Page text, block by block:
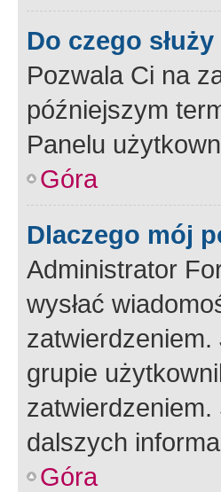
Do czego
Pozwala Ci na
późniejszym
Panelu
Góra
Dlaczego mój
Administrator
wysłać
zatwierdzeniem.
grupie
dalszych
Góra